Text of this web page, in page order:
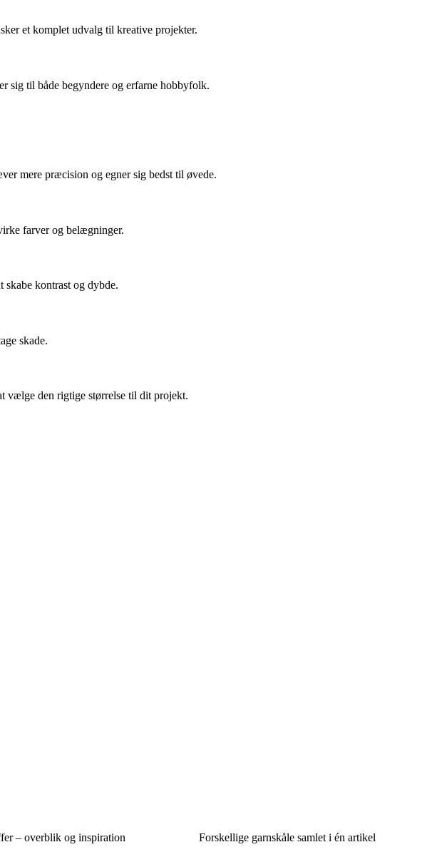
et komplet udvalg til kreative projekter.
sig til både begyndere og erfarne hobbyfolk.
mere præcision og egner sig bedst til øvede.
farver og belægninger.
kontrast og dybde.
skade.
vælge den rigtige størrelse til dit projekt.
– overblik og inspiration Forskellige garnskåle samlet i én artikel